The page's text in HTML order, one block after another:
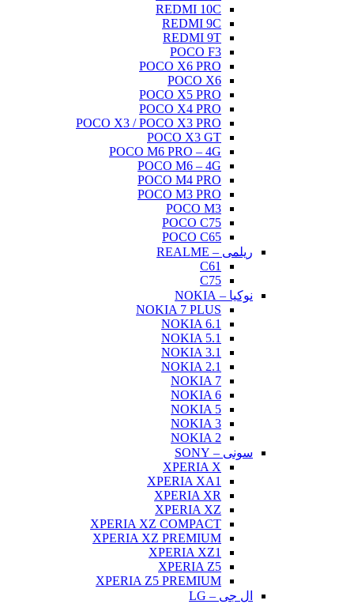
REDMI 10C
REDMI 9C
REDMI 9T
POCO F3
POCO X6 PRO
POCO X6
POCO X5 PRO
POCO X4 PRO
POCO X3 / POCO X3 PRO
POCO X3 GT
POCO M6 PRO – 4G
POCO M6 – 4G
POCO M4 PRO
POCO M3 PRO
POCO M3
POCO C75
POCO C65
ریلمی – REALME
نوکیا – NOKIA
NOKIA 7 PLUS
NOKIA 6.1
NOKIA 5.1
NOKIA 3.1
NOKIA 2.1
NOKIA 7
NOKIA 6
NOKIA 5
NOKIA 3
NOKIA 2
سونی – SONY
XPERIA X
XPERIA XA1
XPERIA XR
XPERIA XZ
XPERIA XZ COMPACT
XPERIA XZ PREMIUM
XPERIA XZ1
XPERIA Z5
XPERIA Z5 PREMIUM
ال جی – LG